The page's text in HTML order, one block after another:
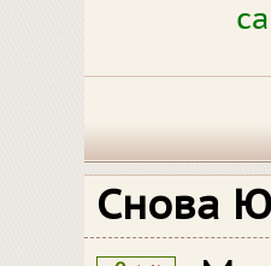
Снова